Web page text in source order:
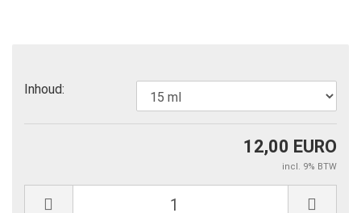
Inhoud:
12,00 EURO
incl. 9% BTW